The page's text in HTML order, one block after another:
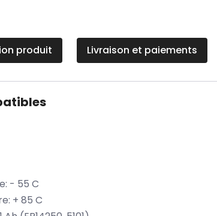
produit Livraison et paiements
- 55 C
+ 85 C